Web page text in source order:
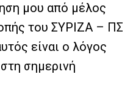
μου από μέλος
του ΣΥΡΙΖΑ – ΠΣ
είναι ο λόγος
σημερινή